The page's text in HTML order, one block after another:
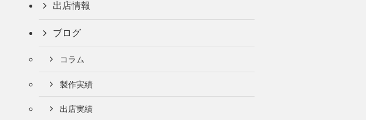
出店情報
ブログ
コラム
製作実績
出店実績